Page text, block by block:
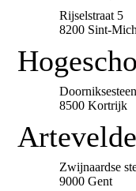
Rijselstraat 5
8200 Sint-
8500 Kortrijk
Zwijnaardse
9000 Gent